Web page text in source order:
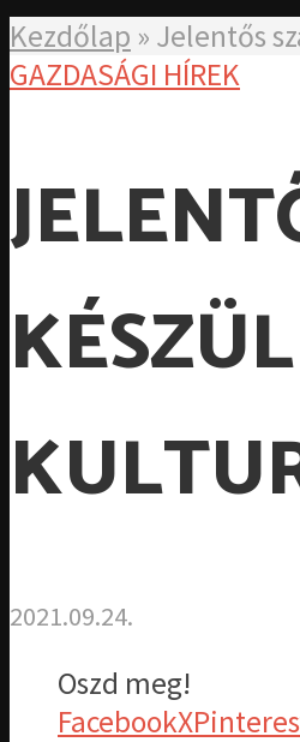
Kezdőlap » Jelentős
GAZDASÁGI HÍREK
2021.09.24.
Oszd meg!
FacebookX